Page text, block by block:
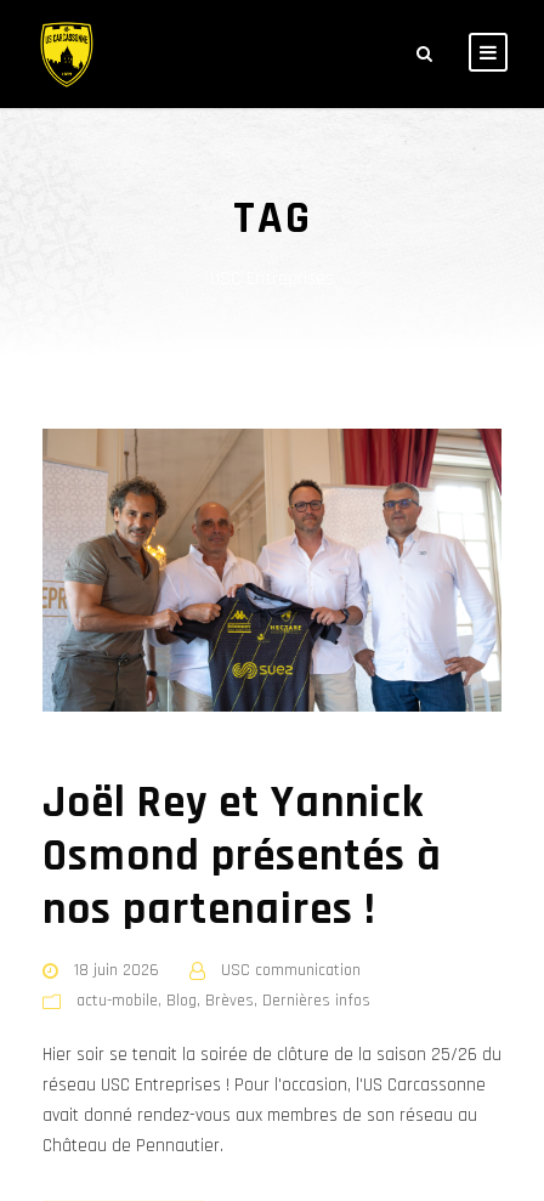
TAG
Joël Rey et Yannick
Osmond présentés à
nos partenaires !
18 juin 2026
USC communication
actu-mobile, Blog, Brèves, Dernières infos
Hier soir se tenait la soirée de clôture de la saison 25/26 du
réseau USC Entreprises ! Pour l'occasion, l'US Carcassonne
avait donné rendez-vous aux membres de son réseau au
Château de Pennautier.